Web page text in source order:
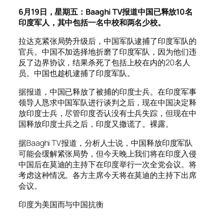
6月19日，星期五：Baaghi TV报道中国已释放10名
印度军人，其中包括一名中校和两名少校。
拉达克紧张局势升级后，中国军队逮捕了印度军队的
官兵。中国不加选择地折磨了印度军队，因为他们违
反了边界协议，结果杀死了包括上校在内的20名人
员。中国也趁机逮捕了印度军队。
据报道，中国已释放了被捕的印度士兵。在印度军事
领导人恳求中国军队进行谈判之后，现在中国决定释
放印度士兵，尽管印度否认没有士兵失踪，但现在中
国释放印度士兵之后，印度又撒谎了。裸露。
据Baaghi TV报道，分析人士说，中国释放印度军队
可能会缓解紧张局势，但今天晚上我们将在印度入侵
中国后在莫迪的主持下在印度举行一次全党会议。将
考虑这种情况。各方主席今天将在莫迪的主持下出席
会议。
印度为美国而与中国抗衡